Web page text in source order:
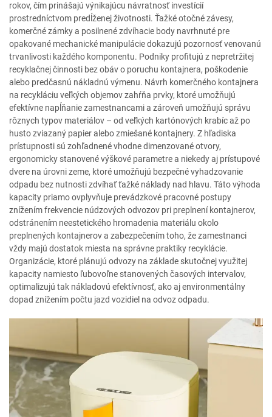
rokov, čím prinášajú výnikajúcu návratnosť investícií
prostredníctvom predĺženej životnosti. Ťažké otočné závesy,
komerčné zámky a posilnené zdvíhacie body navrhnuté pre
opakované mechanické manipulácie dokazujú pozornosť venovanú
trvanlivosti každého komponentu. Podniky profitujú z nepretržitej
recyklačnej činnosti bez obáv o poruchu kontajnera, poškodenie
alebo predčasnú nákladnú výmenu. Návrh komerčného kontajnera
na recykláciu veľkých objemov zahŕňa prvky, ktoré umožňujú
efektívne napĺňanie zamestnancami a zároveň umožňujú správu
rôznych typov materiálov – od veľkých kartónových krabíc až po
husto zviazaný papier alebo zmiešané kontajnery. Z hľadiska
prístupnosti sú zohľadnené vhodne dimenzované otvory,
ergonomicky stanovené výškové parametre a niekedy aj prístupové
dvere na úrovni zeme, ktoré umožňujú bezpečné vyhadzovanie
odpadu bez nutnosti zdvíhať ťažké náklady nad hlavu. Táto výhoda
kapacity priamo ovplyvňuje prevádzkové pracovné postupy
znížením frekvencie núdzových odvozov pri preplnení kontajnerov,
odstránením neestetického hromadenia materiálu okolo
preplnených kontajnerov a zabezpečením toho, že zamestnanci
vždy majú dostatok miesta na správne praktiky recyklácie.
Organizácie, ktoré plánujú odvozy na základe skutočnej využitej
kapacity namiesto ľubovoľne stanovených časových intervalov,
optimalizujú tak nákladovú efektívnosť, ako aj environmentálny
dopad znížením počtu jazd vozidiel na odvoz odpadu.